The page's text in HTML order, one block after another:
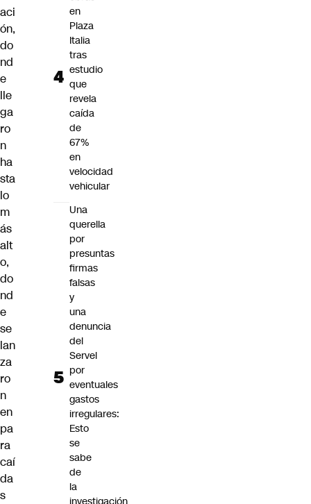
aci
ón,
do
nd
e
lle
ga
ro
n
ha
sta
lo
m
ás
alt
o,
do
nd
e
se
lan
za
ro
n
en
pa
ra
caí
da
s
en
Plaza
Italia
tras
estudio
que
revela
caída
de
67%
en
velocidad
vehicular
Una
querella
por
presuntas
firmas
falsas
y
una
denuncia
del
Servel
por
eventuales
gastos
irregulares:
Esto
se
sabe
de
la
investigación